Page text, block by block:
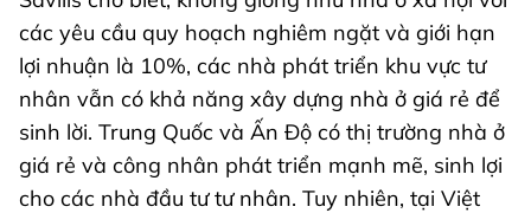
các yêu cầu quy hoạch nghiêm ngặt và giới hạn
lợi nhuận là 10%, các nhà phát triển khu vực tư
nhân vẫn có khả năng xây dựng nhà ở giá rẻ để
sinh lời. Trung Quốc và Ấn Độ có thị trường nhà ở
giá rẻ và công nhân phát triển mạnh mẽ, sinh lợi
cho các nhà đầu tư tư nhân. Tuy nhiên, tại Việt